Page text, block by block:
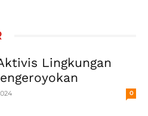
Lingkungan
0